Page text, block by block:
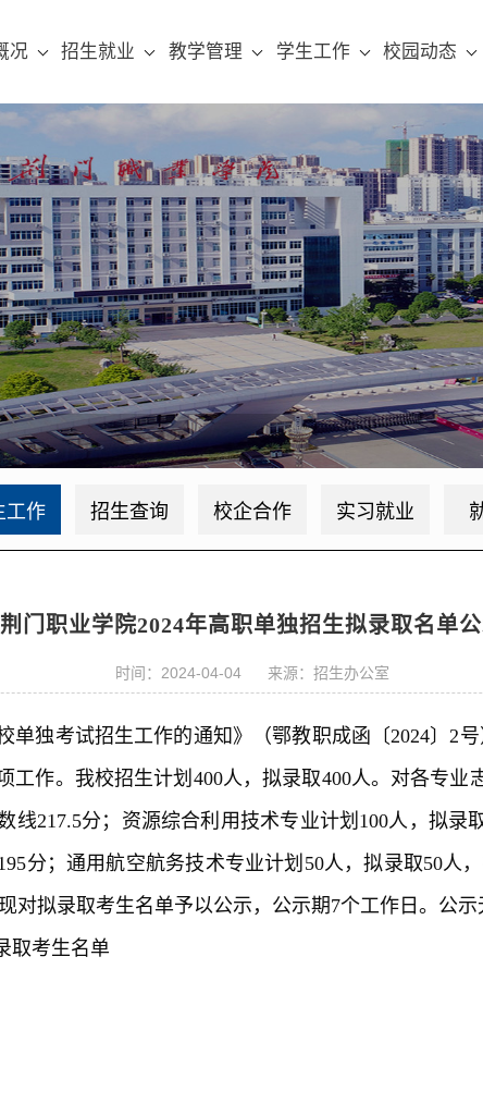
况 招生就业 教学管理 学生工作 校园动态
工作 招生查询 校企合作 实习就业
荆门职业学院2024年高职单独招生拟录取名单
时间：2024-04-04 来源：招生办公室
独考试招生工作的通知》（鄂教职成函〔2024〕2号
工作。我校招生计划400人，拟录取400人。对各专
线217.5分；资源综合利用技术专业计划100人，拟录
分；通用航空航务技术专业计划50人，拟录取50人
对拟录取考生名单予以公示，公示期7个工作日。公
取考生名单